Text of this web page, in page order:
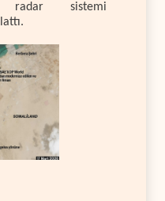
radar sistemi